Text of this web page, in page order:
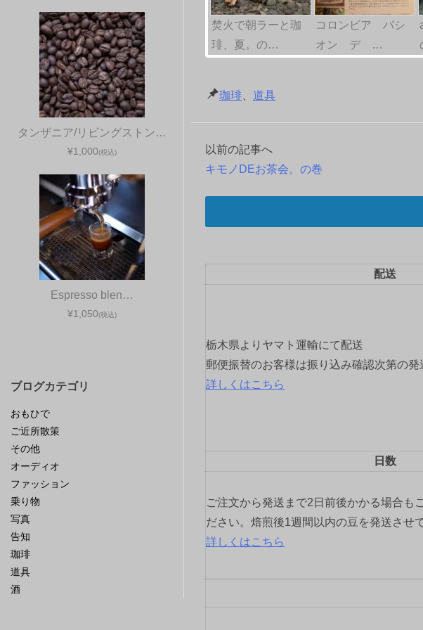
焚火で朝ラーと珈
琲、夏。の…
コロンビア パシ
オン デ …
珈琲 道具
投
シ
ョ
以前の記事へ
キモノDEお茶会。の巻
配送
栃木県よりヤマト運輸にて配送
郵便振替のお客様は振り込み確認次第の発
詳しくはこちら
日数
ご注文から発送まで2日前後かかる場合も
ださい。焙煎後1週間以内の豆を発送させ
詳しくはこちら
タンザニア/リビングストン…
¥1,000(税込)
Espresso blen…
¥1,050(税込)
ブログカテゴリ
おもひで
ご近所散策
その他
オーディオ
ファッション
乗り物
写真
告知
珈琲
道具
酒